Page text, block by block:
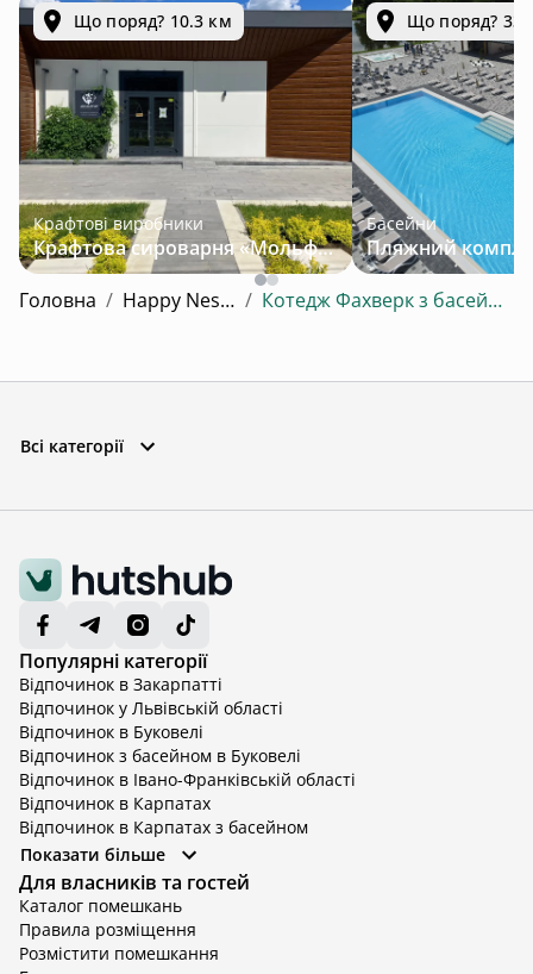
Що поряд? 10.3 км
Крафтові виробники
Крафтова сироварня «Мольфар»
Що поряд?
Басейни
Головна / Happy Nest Cottage / Котедж Фахверк з басейном для 2-8 гостей
Всі категорії
Популярні категорії
Відпочинок в Закарпатті
Відпочинок у Львівській області
Відпочинок в Буковелі
Відпочинок з басейном в Буковелі
Відпочинок в Івано-Франківській області
Відпочинок в Карпатах
Відпочинок в Карпатах з басейном
Відпочинок в Київській області
Відпочинок в Київській області з басейном
Відпочинок в Тернопільській області
Відпочинок у Вінницькій області
Відпочинок в Яремче
Показати більше
Для власників та гостей
Каталог помешкань
Правила розміщення
Розмістити помешкання